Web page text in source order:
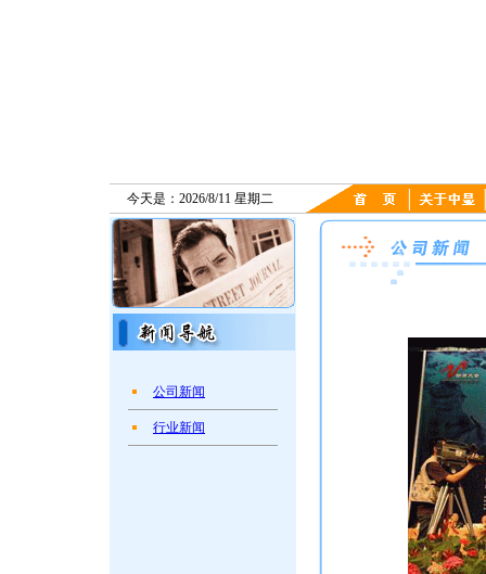
今天是：2026/8/11 星期二
公司新闻
行业新闻